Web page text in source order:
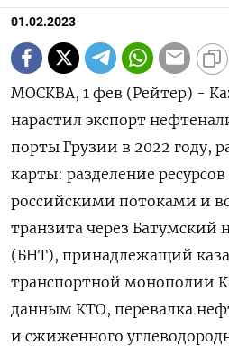
01.02.2023
МОСКВА, 1 фев (Рейтер) -
нарастил экспорт
порты Грузии в 2022 году,
карты: разделение
российскими потоками и
транзита через
(БНТ), принадлежащий
транспортной монополии
данным КТО, перевалка
и сжиженного